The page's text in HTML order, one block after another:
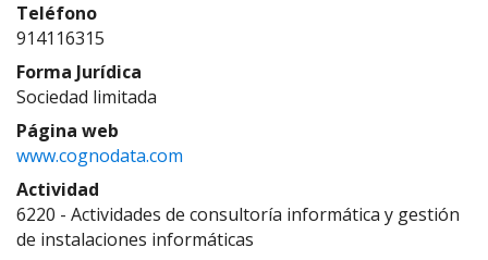
Teléfono
914116315
Forma Jurídica
Sociedad limitada
Página web
www.cognodata.com
Actividad
6220 - Actividades de consultoría informática y gestión
de instalaciones informáticas